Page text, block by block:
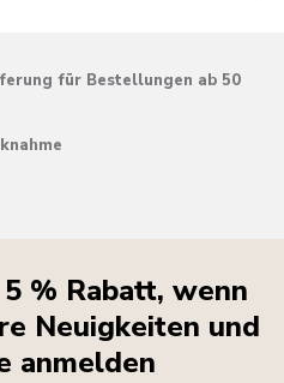
für Bestellungen ab 50
% Rabatt, wenn
Neuigkeiten und
anmelden